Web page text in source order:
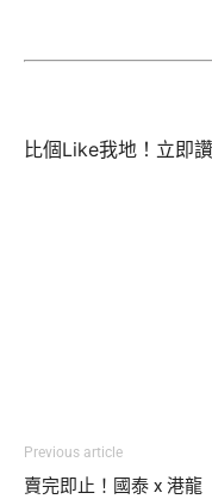
比個Like我地！立即
Previous article
賣完即止！國泰 x 港龍